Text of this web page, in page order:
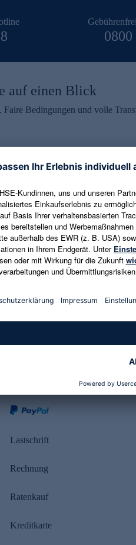
0800
auf einen Blick
Bedingungen und volle
erhalten
und aktuelle Trends,
erhalten. Als Dankeschön
Eine Abmeldung ist jederzeit in
Lastschrift
Rechnung
Ratenkauf
Kreditkarte